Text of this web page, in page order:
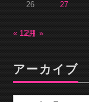
26 27
« 12月2月 »
アーカイブ